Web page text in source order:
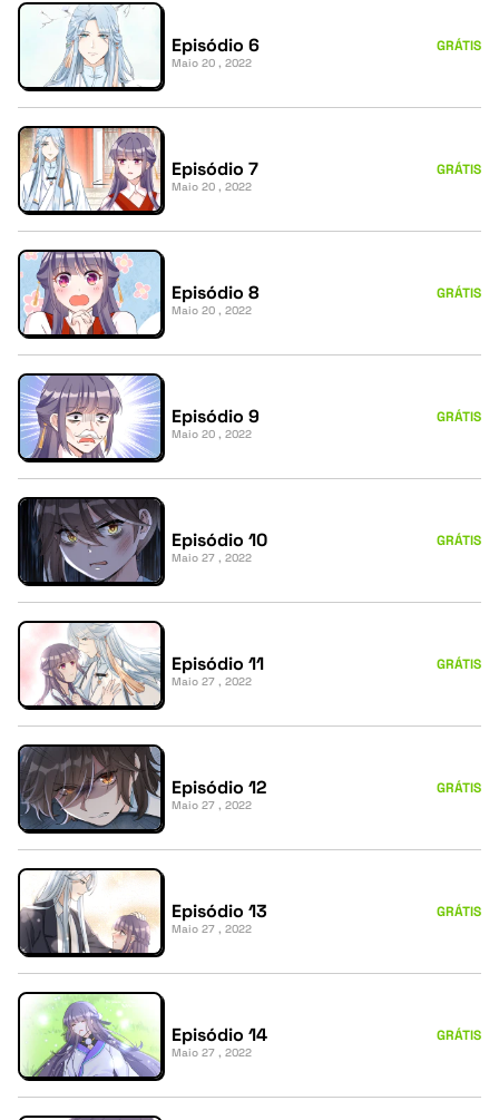
Episódio 6
Maio 20 , 2022
GRÁTIS
Episódio 7
Maio 20 , 2022
GRÁTIS
Episódio 8
Maio 20 , 2022
GRÁTIS
Episódio 9
Maio 20 , 2022
GRÁTIS
Episódio 10
Maio 27 , 2022
GRÁTIS
Episódio 11
Maio 27 , 2022
GRÁTIS
Episódio 12
Maio 27 , 2022
GRÁTIS
Episódio 13
Maio 27 , 2022
GRÁTIS
Episódio 14
Maio 27 , 2022
GRÁTIS